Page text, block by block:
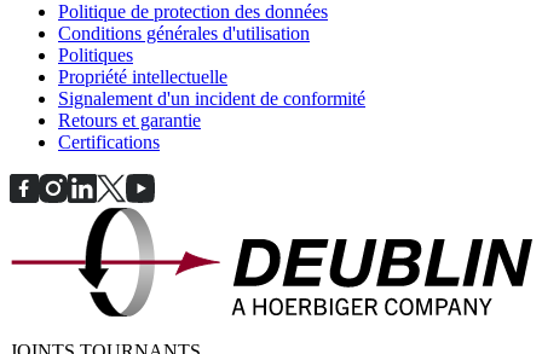
Politique de protection des données
Conditions générales d'utilisation
Politiques
Propriété intellectuelle
Signalement d'un incident de conformité
Retours et garantie
Certifications